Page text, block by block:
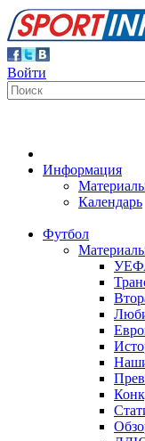
Войти
Информация
Календарь
Футбол